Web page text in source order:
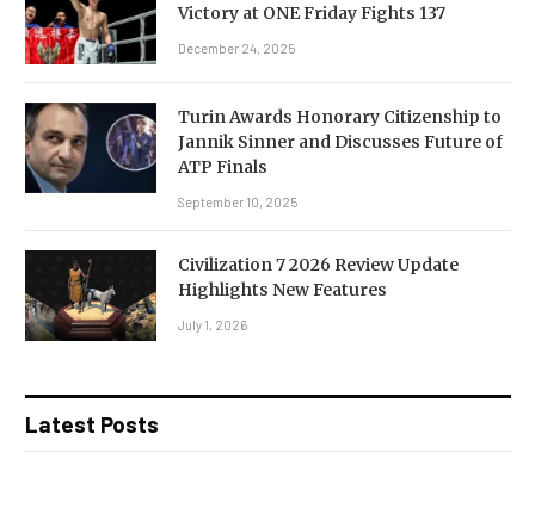
Victory at ONE Friday Fights 137
December 24, 2025
Turin Awards Honorary Citizenship to
Jannik Sinner and Discusses Future of
ATP Finals
September 10, 2025
Civilization 7 2026 Review Update
Highlights New Features
July 1, 2026
Latest Posts